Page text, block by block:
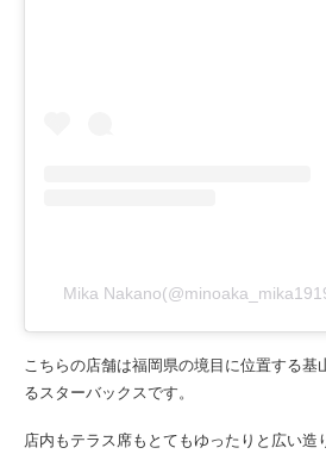
Mika
こちらの店舗は福岡県の境目に位置する基
るスターバックスです。
店内もテラス席もとてもゆったりと広い造